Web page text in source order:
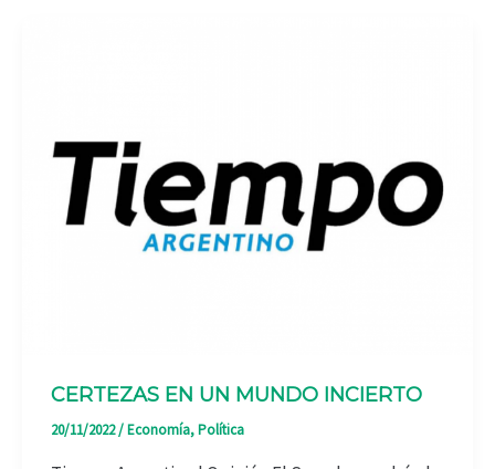
CERTEZAS EN UN MUNDO INCIERTO
20/11/2022/Economía,Política